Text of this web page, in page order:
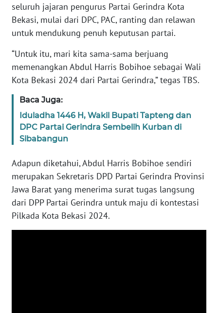
seluruh jajaran pengurus Partai Gerindra Kota
Bekasi, mulai dari DPC, PAC, ranting dan relawan
untuk mendukung penuh keputusan partai.
“Untuk itu, mari kita sama-sama berjuang
memenangkan Abdul Harris Bobihoe sebagai Wali
Kota Bekasi 2024 dari Partai Gerindra,” tegas TBS.
Baca Juga:
Iduladha 1446 H, Wakil Bupati Tapteng dan
DPC Partai Gerindra Sembelih Kurban di
Sibabangun
Adapun diketahui, Abdul Harris Bobihoe sendiri
merupakan Sekretaris DPD Partai Gerindra Provinsi
Jawa Barat yang menerima surat tugas langsung
dari DPP Partai Gerindra untuk maju di kontestasi
Pilkada Kota Bekasi 2024.
NTB
WN
WN
SULBAR
WN
BABEL
SUMBAR
WN
SUMSEL
WN